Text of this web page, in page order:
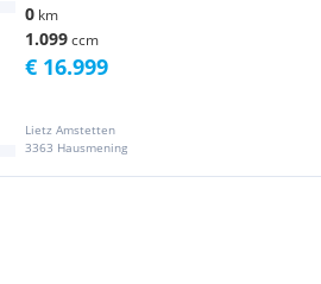
0 km
1.099ccm
Lietz Amstetten
3363 Hausmening
€ 16.999